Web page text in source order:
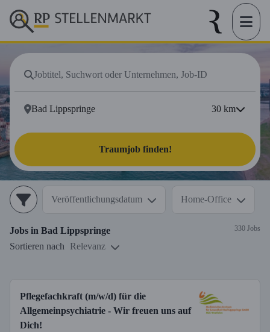
30 km
Traumjob finden!
Veröffentlichungsdatum Home-Office
Jobs in Bad Lippspringe 330 Jobs
Sortieren nach Relevanz
Pflegefachkraft (m/w/d) für die
Allgemeinpsychiatrie - Wir freuen uns auf
Dich!